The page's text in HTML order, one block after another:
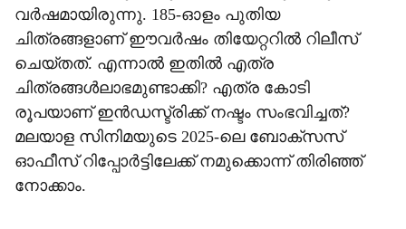
വർഷമായിരുന്നു. 185-ഓളം പുതിയ
ചിത്രങ്ങളാണ് ഈവർഷം തിയേറ്ററിൽ റിലീസ്
ചെയ്‌തത്‌. എന്നാൽ ഇതിൽ എത്ര
ചിത്രങ്ങൾലാഭമുണ്ടാക്കി? എത്ര കോടി
രൂപയാണ് ഇൻഡസ്ട്രിക്ക് നഷ്ടം സംഭവിച്ചത്?
മലയാള സിനിമയുടെ 2025-ലെ ബോക്സ‌സ്
ഓഫീസ് റിപ്പോർട്ടിലേക്ക് നമുക്കൊന്ന് തിരിഞ്ഞ്
നോക്കാം.